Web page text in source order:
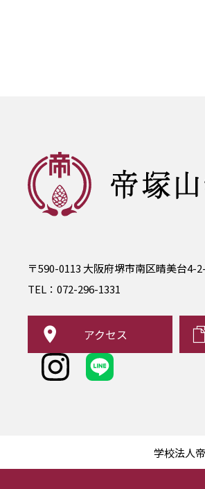
〒590-0113 大阪府堺市南区晴美台4-
TEL： 072-296-1331
アクセス
学校法人